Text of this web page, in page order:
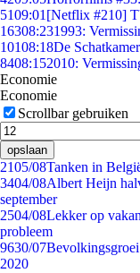
5109:01 [Netflix #210]
16308:231993:
10108:18De
8408:152010:
Economie
Economie
Scrollbar gebruiken
opslaan
2105/08Tanken in
3404/08Albert Heijn
september
2504/08Lekker op
probleem
9630/07Bevolkingsgroei
2020